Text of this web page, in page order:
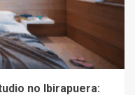
no Ibirapuera: